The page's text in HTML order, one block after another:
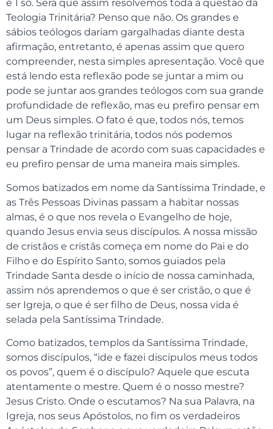
é 1 só. Será que assim resolvemos toda a questão da
Teologia Trinitária? Penso que não. Os grandes e
sábios teólogos dariam gargalhadas diante desta
afirmação, entretanto, é apenas assim que quero
compreender, nesta simples apresentação. Você que
está lendo esta reflexão pode se juntar a mim ou
pode se juntar aos grandes teólogos com sua grande
profundidade de reflexão, mas eu prefiro pensar em
um Deus simples. O fato é que, todos nós, temos
lugar na reflexão trinitária, todos nós podemos
pensar a Trindade de acordo com suas capacidades e
eu prefiro pensar de uma maneira mais simples.
Somos batizados em nome da Santíssima Trindade, e
as Três Pessoas Divinas passam a habitar nossas
almas, é o que nos revela o Evangelho de hoje,
quando Jesus envia seus discípulos. A nossa missão
de cristãos e cristãs começa em nome do Pai e do
Filho e do Espírito Santo, somos guiados pela
Trindade Santa desde o início de nossa caminhada,
assim nós aprendemos o que é ser cristão, o que é
ser Igreja, o que é ser filho de Deus, nossa vida é
selada pela Santíssima Trindade.
Como batizados, templos da Santíssima Trindade,
somos discípulos, “ide e fazei discípulos meus todos
os povos”, quem é o discípulo? Aquele que escuta
atentamente o mestre. Quem é o nosso mestre?
Jesus Cristo. Onde o escutamos? Na sua Palavra, na
Igreja, nos seus Apóstolos, no fim os verdadeiros